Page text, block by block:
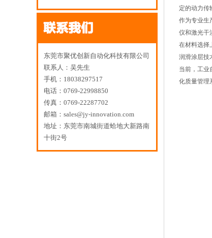
东莞市聚优创新自动化科技有限公司
联系人：吴先生
手机：18038297517
电话：0769-22998850
传真：0769-22287702
邮箱：sales@jy-innovation.com
地址：东莞市南城街道蛤地大新路南
十街2号
定的动力传
作为专业生
仪和激光干
在材料选择
润滑涂层技
当前，工业
化质量管理